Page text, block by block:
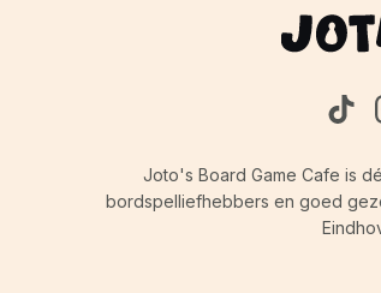
Joto's Board Game Cafe is
bordspelliefhebbers en goed